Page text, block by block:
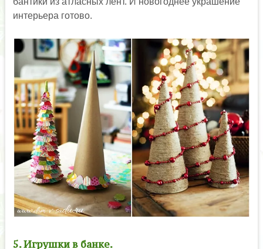
интерьера готово.
5. Игрушки в банке.